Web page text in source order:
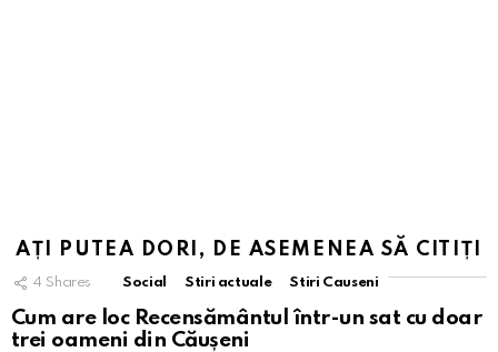
AȚI PUTEA DORI, DE ASEMENEA SĂ CITIȚI
4 Shares Social Stiri actuale Stiri Causeni
Cum are loc Recensământul într-un sat cu doar
trei oameni din Căușeni